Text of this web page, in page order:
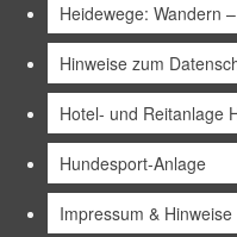
Heidewege: Wandern
Hinweise zum
Hotel- und Reitanlage
Hundesport-Anlage
Impressum & Hinweise